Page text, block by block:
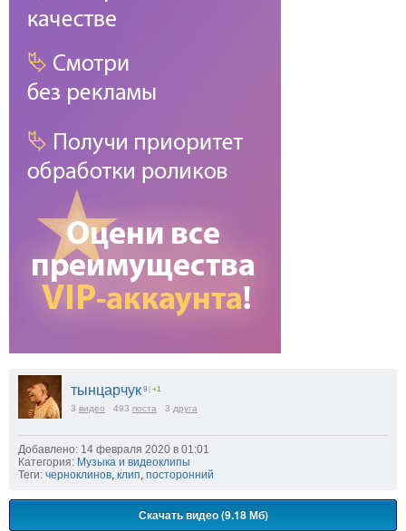
тынцарчук 9 | +1
3 видео 493 поста 3 друга
Добавлено: 14 февраля 2020 в 01:01
Категория: Музыка и видеоклипы
Теги: черноклинов клип посторонний
Скачать видео (9.18 Мб)